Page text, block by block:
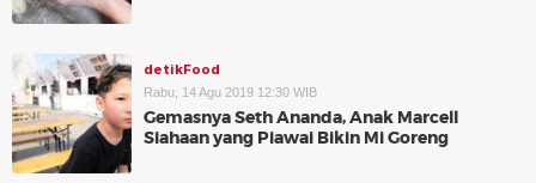
detikFood
Rabu, 14 Agu 2019 12:30 WIB
Gemasnya Seth Ananda, Anak Marcell
Siahaan yang Piawai Bikin Mi Goreng